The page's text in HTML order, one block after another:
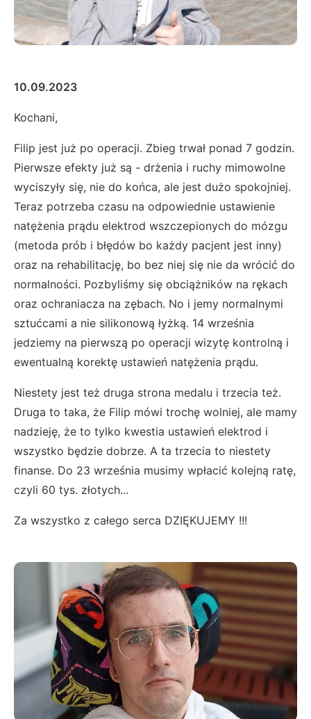
10.09.2023
Kochani,
Filip jest już po operacji. Zbieg trwał ponad 7 godzin.
Pierwsze efekty już są - drżenia i ruchy mimowolne
wyciszyły się, nie do końca, ale jest dużo spokojniej.
Teraz potrzeba czasu na odpowiednie ustawienie
natężenia prądu elektrod wszczepionych do mózgu
(metoda prób i błędów bo każdy pacjent jest inny)
oraz na rehabilitację, bo bez niej się nie da wrócić do
normalności. Pozbyliśmy się obciążników na rękach
oraz ochraniacza na zębach. No i jemy normalnymi
sztućcami a nie silikonową łyżką. 14 września
jedziemy na pierwszą po operacji wizytę kontrolną i
ewentualną korektę ustawień natężenia prądu.
Niestety jest też druga strona medalu i trzecia też.
Druga to taka, że Filip mówi trochę wolniej, ale mamy
nadzieję, że to tylko kwestia ustawień elektrod i
wszystko będzie dobrze. A ta trzecia to niestety
finanse. Do 23 września musimy wpłacić kolejną ratę,
czyli 60 tys. złotych...
Za wszystko z całego serca DZIĘKUJEMY !!!